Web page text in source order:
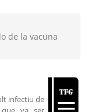
de la vacuna
infectiu de